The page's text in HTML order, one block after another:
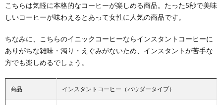
こちらは気軽に本格的なコーヒーが楽しめる商品。たった5秒で美味
しいコーヒーが味わえるとあって女性に人気の商品です。
ちなみに、こちらのイニックコーヒーならインスタントコーヒーに
ありがちな雑味・濁り・えぐみがないため、インスタントが苦手な
方でも楽しめるでしょう。
商品 インスタントコーヒー（パウダータイプ）